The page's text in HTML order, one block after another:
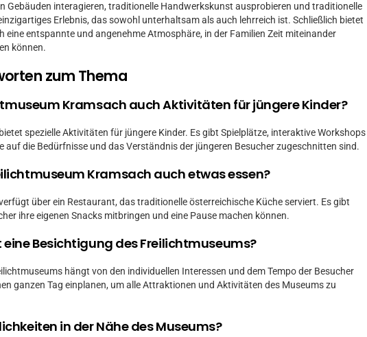
Gebäuden interagieren, traditionelle Handwerkskunst ausprobieren und traditionelle
Erlebnis, das sowohl unterhaltsam als auch lehrreich ist. Schließlich bietet
eine entspannte und angenehme Atmosphäre, in der Familien Zeit miteinander
können.
zum Thema
Kramsach auch Aktivitäten für jüngere Kinder?
spezielle Aktivitäten für jüngere Kinder. Es gibt Spielplätze, interaktive Workshops
auf die Bedürfnisse und das Verständnis der jüngeren Besucher zugeschnitten sind.
Kramsach auch etwas essen?
über ein Restaurant, das traditionelle österreichische Küche serviert. Es gibt
ihre eigenen Snacks mitbringen und eine Pause machen können.
eine Besichtigung des Freilichtmuseums?
hängt von den individuellen Interessen und dem Tempo der Besucher
ganzen Tag einplanen, um alle Attraktionen und Aktivitäten des Museums zu
in der Nähe des Museums?